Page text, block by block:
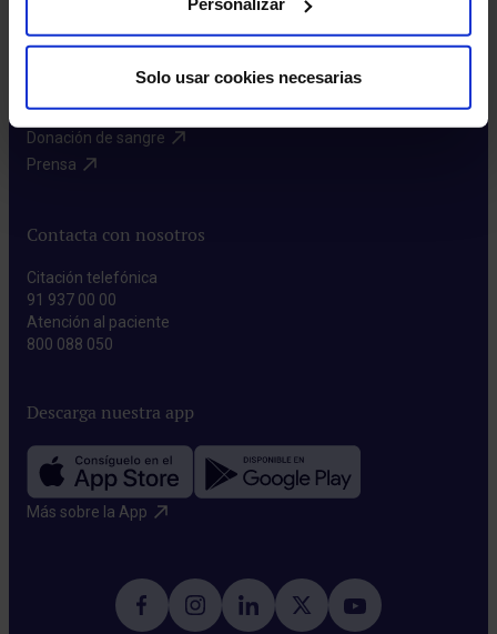
Solo usar cookies necesarias
Enlaces de interés
Aseguradoras y mutuas​
Preguntas frecuentes​
Donación de sangre​
Prensa​
Contacta con nosotros
Citación telefónica
91 937 00 00
Atención al paciente
800 088 050
Descarga nuestra app
Más sobre la App​